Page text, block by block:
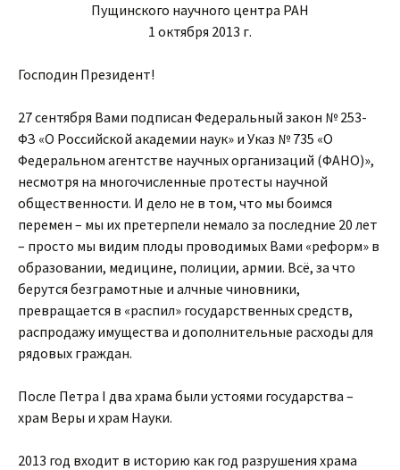
Пущинского научного центра РАН
1 октября 2013 г.
Господин Президент!
27 сентября Вами подписан Федеральный закон № 253-
ФЗ «О Российской академии наук» и Указ № 735 «О
Федеральном агентстве научных организаций (ФАНО)»,
несмотря на многочисленные протесты научной
общественности. И дело не в том, что мы боимся
перемен – мы их претерпели немало за последние 20 лет
– просто мы видим плоды проводимых Вами «реформ» в
образовании, медицине, полиции, армии. Всё, за что
берутся безграмотные и алчные чиновники,
превращается в «распил» государственных средств,
распродажу имущества и дополнительные расходы для
рядовых граждан.
После Петра I два храма были устоями государства –
храм Веры и храм Науки.
2013 год входит в историю как год разрушения храма